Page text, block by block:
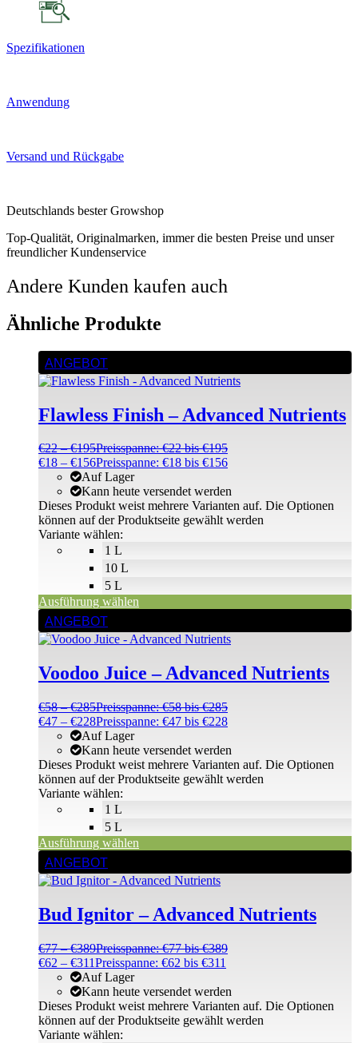
Spezifikationen
Anwendung
Versand und Rückgabe
Deutschlands bester Growshop
Top-Qualität, Originalmarken, immer die besten Preise und unser
freundlicher Kundenservice
Andere Kunden kaufen auch
Ähnliche Produkte
ANGEBOT
Flawless Finish – Advanced Nutrients
€22 –€195Preisspanne: €22 bis €195
€18 – €156Preisspanne: €18 bis €156
1 L
10 L
5 L
Auf Lager
Kann heute versendet werden
Variante wählen:
Ausführung wählen
Dieses Produkt weist mehrere Varianten auf. Die Optionen
können auf der Produktseite gewählt werden
ANGEBOT
Voodoo Juice – Advanced Nutrients
€58 –€285Preisspanne: €58 bis €285
€47 – €228Preisspanne: €47 bis €228
1 L
5 L
Auf Lager
Kann heute versendet werden
Variante wählen:
Ausführung wählen
Dieses Produkt weist mehrere Varianten auf. Die Optionen
können auf der Produktseite gewählt werden
ANGEBOT
Bud Ignitor – Advanced Nutrients
€77 –€389Preisspanne: €77 bis €389
€62 – €311Preisspanne: €62 bis €311
Auf Lager
Kann heute versendet werden
Variante wählen:
Dieses Produkt weist mehrere Varianten auf. Die Optionen
können auf der Produktseite gewählt werden